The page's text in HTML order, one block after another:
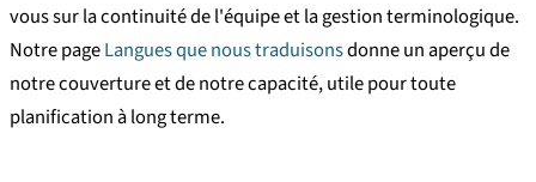
vous sur la continuité de l'équipe et la gestion terminologique.
Notre pageLangues que nous traduisonsdonne un aperçu de
notre couverture et de notre capacité, utile pour toute
planification à long terme.